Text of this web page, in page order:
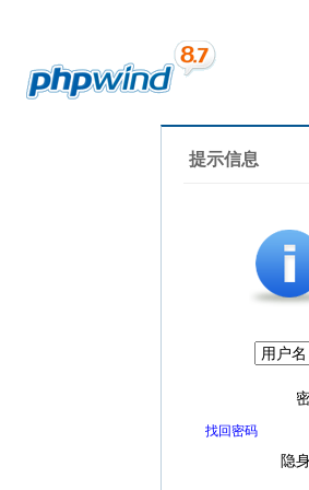
提示信息
找回密码
隐